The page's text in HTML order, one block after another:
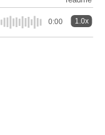
0:00 1.0x